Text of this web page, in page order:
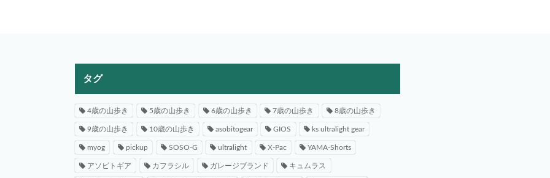
タグ
4歳の山歩き 5歳の山歩き 6歳の山歩き 7歳の山歩き 8歳の山歩き
9歳の山歩き 10歳の山歩き asobitogear GIOS ks ultralight gear
myog pickup SOSO-G ultralight X-Pac YAMA-Shorts
アソビトギア カフラシル ガレージブランド キュムラス